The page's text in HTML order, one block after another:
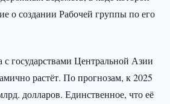
о создании Рабочей группы по его
с государствами Центральной Азии
растёт. По прогнозам, к 2025
долларов. Единственное, что её